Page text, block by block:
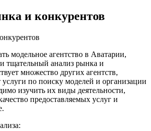
и конкурентов
модельное агентство в Аватарии,
тщательный анализ рынка и
множество других агентств,
по поиску моделей и организации
изучить их виды деятельности,
предоставляемых услуг и